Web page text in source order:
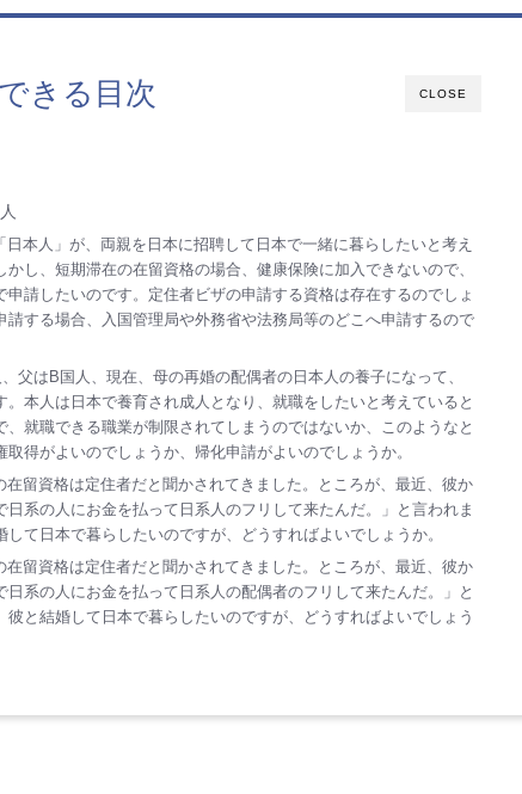
CLOSE
きる目次
日本人」が、両親を日本に招聘して日本で一緒に暮らしたいと考え
かし、短期滞在の在留資格の場合、健康保険に加入できないので、
申請したいのです。定住者ビザの申請する資格は存在するのでしょ
請する場合、入国管理局や外務省や法務局等のどこへ申請するので
父はB国人、現在、母の再婚の配偶者の日本人の養子になって、
。本人は日本で養育され成人となり、就職をしたいと考えていると
、就職できる職業が制限されてしまうのではないか、このようなと
取得がよいのでしょうか、帰化申請がよいのでしょうか。
在留資格は定住者だと聞かされてきました。ところが、最近、彼か
日系の人にお金を払って日系人のフリして来たんだ。」と言われま
して日本で暮らしたいのですが、どうすればよいでしょうか。
在留資格は定住者だと聞かされてきました。ところが、最近、彼か
日系の人にお金を払って日系人の配偶者のフリして来たんだ。」と
彼と結婚して日本で暮らしたいのですが、どうすればよいでしょう